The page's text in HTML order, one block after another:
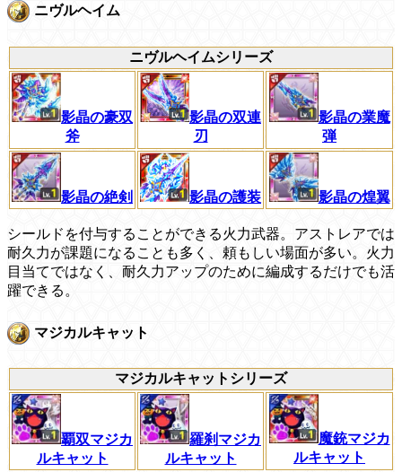
ニヴルヘイム
ニヴルヘイムシリーズ
影晶の豪双
斧
影晶の双連
刃
影晶の業魔
弾
影晶の絶剣 影晶の護装 影晶の煌翼
シールドを付与することができる火力武器。アストレアでは
耐久力が課題になることも多く、頼もしい場面が多い。火力
目当てではなく、耐久力アップのために編成するだけでも活
躍できる。
マジカルキャット
マジカルキャットシリーズ
覇双マジカ
ルキャット
羅刹マジカ
ルキャット
魔銃マジカ
ルキャット